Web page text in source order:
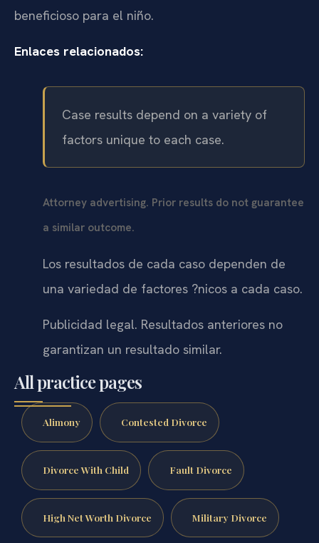
beneficioso para el niño.
Enlaces relacionados:
Case results depend on a variety of
factors unique to each case.
Attorney advertising. Prior results do not guarantee
a similar outcome.
Los resultados de cada caso dependen de
una variedad de factores ?nicos a cada caso.
Publicidad legal. Resultados anteriores no
garantizan un resultado similar.
All practice pages
Alimony Contested Divorce
Divorce With Child Fault Divorce
High Net Worth Divorce Military Divorce